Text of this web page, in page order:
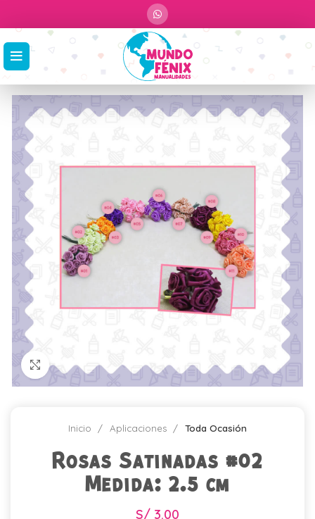
Click para agrandar
Inicio Aplicaciones Toda Ocasión
Rosas Satinadas #02
Medida: 2.5 cm
S/ 3.00